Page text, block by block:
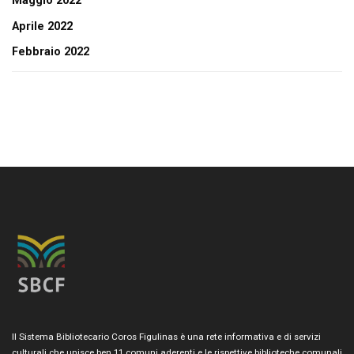
Aprile 2022
Febbraio 2022
Il Sistema Bibliotecario Coros Figulinas è una rete informativa e di servizi